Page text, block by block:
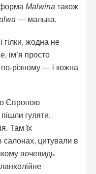
формаMalwina також
— мальва.
гілки, жодна не
ім’я просто
різному — і кожна
Європою
гуляти.
Там їх
цитували в
вочевидь